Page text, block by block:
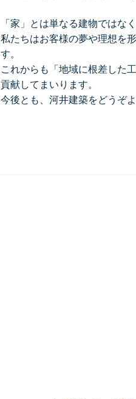
「家」とは単なる建物ではな
私たちはお客様の夢や理想を
す。
これからも「地域に根差した
貢献してまいります。
今後とも、河井建築をどうぞ